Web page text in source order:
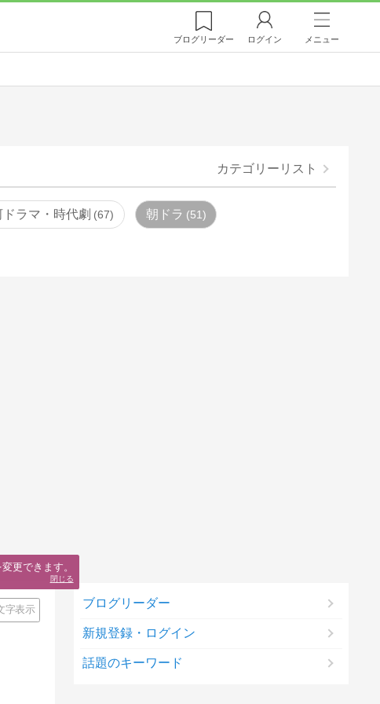
ブログリーダー ログイン メニュー
カテゴリーリスト
ドラマ・時代劇 67 朝ドラ 51
字表示 ブログリーダー
新規登録・ログイン
話題のキーワード
更できます。
閉じる